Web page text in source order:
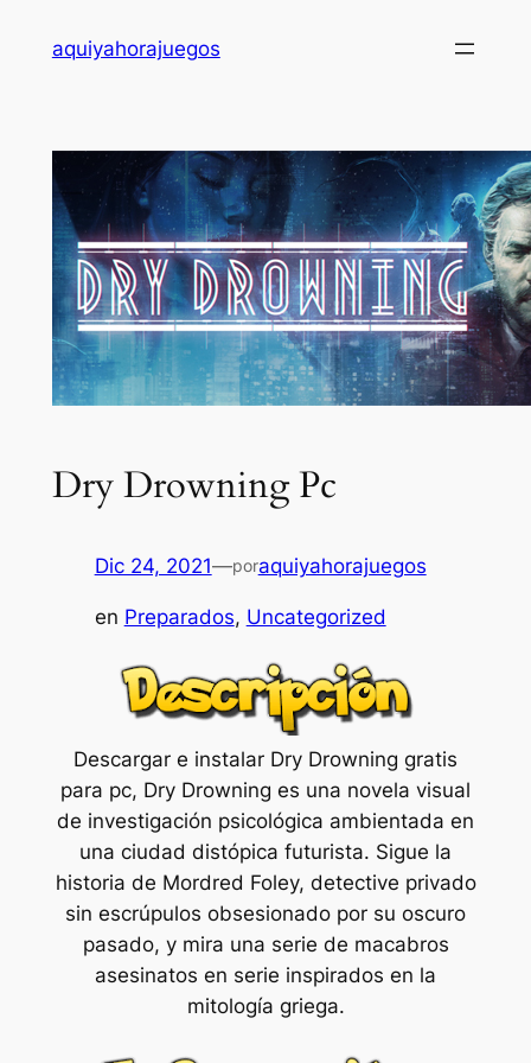
aquiyahorajuegos
Dry Drowning Pc
Dic 24, 2021—poraquiyahorajuegos
en Preparados, Uncategorized
Descargar e instalar Dry Drowning gratis
para pc, Dry Drowning es una novela visual
de investigación psicológica ambientada en
una ciudad distópica futurista. Sigue la
historia de Mordred Foley, detective privado
sin escrúpulos obsesionado por su oscuro
pasado, y mira una serie de macabros
asesinatos en serie inspirados en la
mitología griega.